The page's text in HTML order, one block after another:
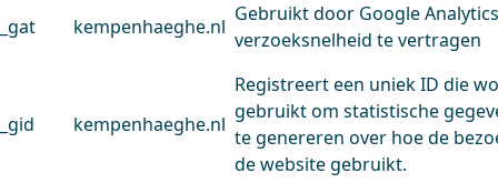
_gat kempenhaeghe.nl
Gebruikt door Google
verzoeksnelheid te vertragen
_gid kempenhaeghe.nl
Registreert een uniek ID die
gebruikt om statistische
te genereren over hoe de
de website gebruikt.